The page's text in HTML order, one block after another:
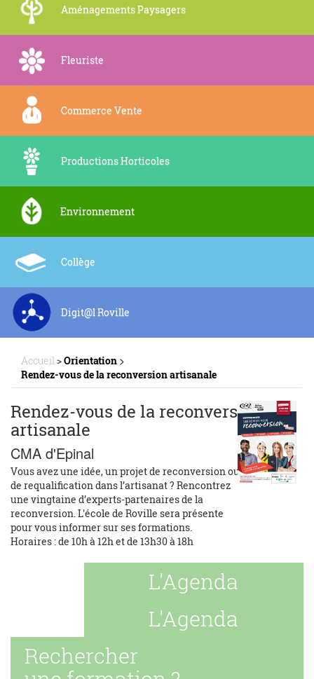
Aménagements Paysagers
Fleuriste
Commerce Vente
Productions Horticoles
Environnement
Collège
Digit@l Roville
Accueil>Orientation >
Rendez-vous de la reconversion artisanale
Rendez-vous de la reconversion
artisanale
CMA d'Epinal
Vous avez une idée, un projet de reconversion ou
de requalification dans l’artisanat ? Rencontrez
une vingtaine d’experts-partenaires de la
reconversion. L'école de Roville sera présente
pour vous informer sur ses formations.
Horaires : de 10h à 12h et de 13h30 à 18h
L'Agenda
L'Agenda
Rechercher